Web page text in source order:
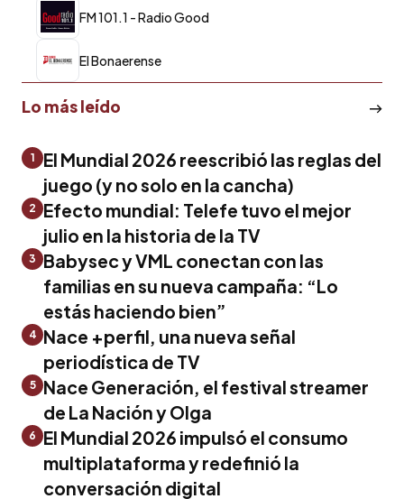
FM 101.1 - Radio Good
El Bonaerense
Lo más leído
1
El Mundial 2026 reescribió las reglas del
juego (y no solo en la cancha)
2
Efecto mundial: Telefe tuvo el mejor
julio en la historia de la TV
3
Babysec y VML conectan con las
familias en su nueva campaña: “Lo
estás haciendo bien”
4 Nace +perfil, una nueva señal
periodística de TV
5
Nace Generación, el festival streamer
de La Nación y Olga
6
El Mundial 2026 impulsó el consumo
multiplataforma y redefinió la
conversación digital